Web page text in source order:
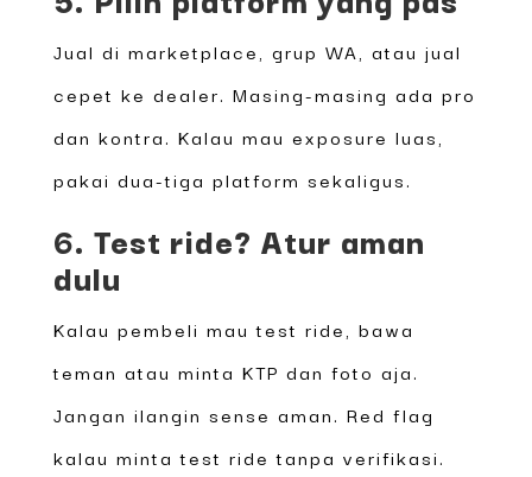
Jual di marketplace, grup WA, atau jual
cepet ke dealer. Masing-masing ada pro
dan kontra. Kalau mau exposure luas,
pakai dua-tiga platform sekaligus.
6. Test ride? Atur aman
dulu
Kalau pembeli mau test ride, bawa
teman atau minta KTP dan foto aja.
Jangan ilangin sense aman. Red flag
kalau minta test ride tanpa verifikasi.